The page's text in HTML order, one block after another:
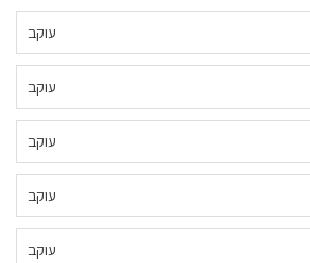
עוקב
עוקב
עוקב
עוקב
עוקב